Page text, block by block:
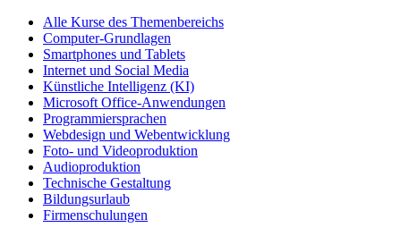
Alle Kurse des Themenbereichs
Computer-Grundlagen
Smartphones und Tablets
Internet und Social Media
Künstliche Intelligenz (KI)
Microsoft Office-Anwendungen
Programmiersprachen
Webdesign und Webentwicklung
Foto- und Videoproduktion
Audioproduktion
Technische Gestaltung
Bildungsurlaub
Firmenschulungen